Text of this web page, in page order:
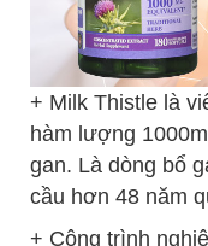
+ Milk Thistle là
hàm lượng
gan. Là dòng bổ
cầu hơn 48 năm
+ Công trình